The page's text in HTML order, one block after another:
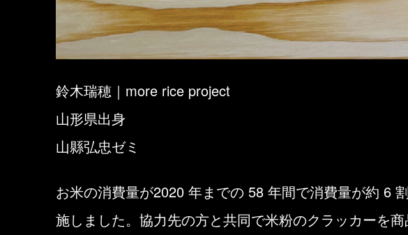
鈴木瑞穂｜more rice project
山形県出身
山縣弘忠ゼミ
お米の消費量が2020 年までの 58 年間で消費量が約 6
施しました。協力先の方と共同で米粉のクラッカーを